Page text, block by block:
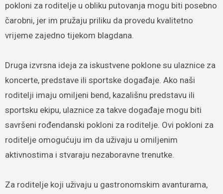
pokloni za roditelje u obliku putovanja mogu biti posebno
čarobni, jer im pružaju priliku da provedu kvalitetno
vrijeme zajedno tijekom blagdana.
Druga izvrsna ideja za iskustvene poklone su ulaznice za
koncerte, predstave ili sportske događaje. Ako naši
roditelji imaju omiljeni bend, kazališnu predstavu ili
sportsku ekipu, ulaznice za takve događaje mogu biti
savršeni rođendanski pokloni za roditelje. Ovi pokloni za
roditelje omogućuju im da uživaju u omiljenim
aktivnostima i stvaraju nezaboravne trenutke.
Za roditelje koji uživaju u gastronomskim avanturama,